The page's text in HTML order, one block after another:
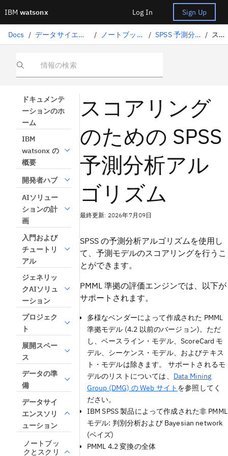
IBM watsonx Log In Sign Up
Docs / データサイエンスソリューション / ノートブックとスクリプト / SPSS 予測分析アルゴリズム / スコア
情報の検索
ドキュメンテ
ーションのホ
ーム
IBM
watsonx の
概要
開発者ハブ
AIソリュー
ションの計
画
入門および
チュートリ
アル
ジェネリッ
クAIソリュ
ーション
プロジェク
ト
展開スペー
ス
データの準
備
データサイ
エンスソリ
ューション
ノートブッ
クとスクリ
スコアリング
のための SPSS
予測分析アル
ゴリズム
最終更新: 2026年7月09日
SPSS の予測分析アルゴリズムを使用し
て、予測モデルのスコアリングを行うこ
とができます。
PMML 準拠の評価エンジンでは、以下が
サポートされます。
多様なベンダーによって作成された PMML
準拠モデル (4.2 以前のバージョン)。ただ
し、ベースライン・モデル、ScoreCard モ
デル、シーケンス・モデル、およびテキス
ト・モデルは除きます。 サポートされるモ
デルのリストについては、 Data Mining
Group (DMG) の Web サイト を参照してく
ださい。
IBM SPSS 製品によって作成された非 PMML
モデル: 判別分析および Bayesian network
(ベイズ)
PMML 4.2 変換の全体